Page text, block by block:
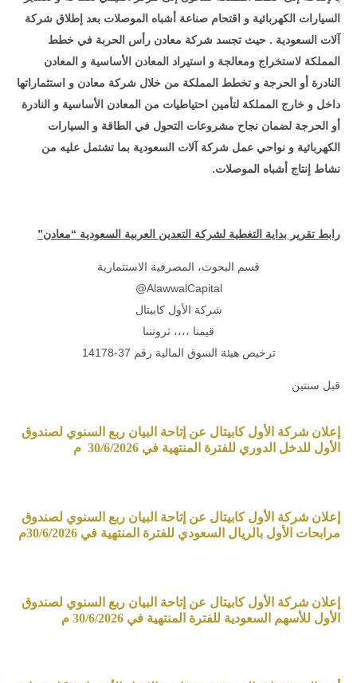
السيارات الكهربائية و اقتحام صناعة أشباه الموصلات بعد إطلاق شركة
آلات السعودية . حيث تجسد شركة معادن رأس الحربة في خطط
المملكة لاستخراج ومعالجة و استيراد المعادن الأساسية و المعادن
النادرة أو الحرجة و تخطط المملكة من خلال شركة معادن و استثماراتها
داخل و خارج المملكة لتأمين احتياطيات من المعادن الأساسية و النادرة
أو الحرجة لضمان نجاح مشروعات التحول في الطاقة و السيارات
الكهربائية و نواحي عمل شركة آلات السعودية بما تشتمل عليه من
نشاط إنتاج أشباه الموصلات.
رابط تقرير بداية التغطية لشركة التعدين العربية السعودية “معادن”
قسم البحوث، المصرفية الاستثمارية
AlawwalCapital@
شركة الأول كابيتال
قيمنا ،،،، ثروتننا
ترخيص هيئة السوق المالية رقم 37-14178
قبل سنتين
إعلان شركة الأول كابيتال عن إتاحة البيان ربع السنوي لصندوق
الأول للدخل الدوري للفترة المنتهية في 30/6/2026 م
إعلان شركة الأول كابيتال عن إتاحة البيان ربع السنوي لصندوق
مرابحات الأول بالريال السعودي للفترة المنتهية في 30/6/2026م
إعلان شركة الأول كابيتال عن إتاحة البيان ربع السنوي لصندوق
الأول للأسهم السعودية للفترة المنتهية في 30/6/2026 م